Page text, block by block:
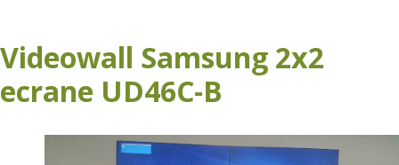
Videowall Samsung 2x2
ecrane UD46C-B